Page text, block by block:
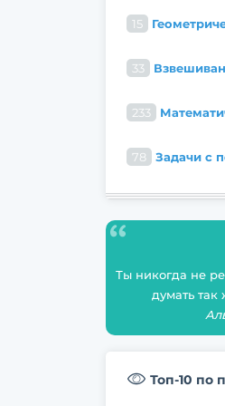
15
33
233
78 Задачи с
Ты никогда не
думать так
Топ-10 по